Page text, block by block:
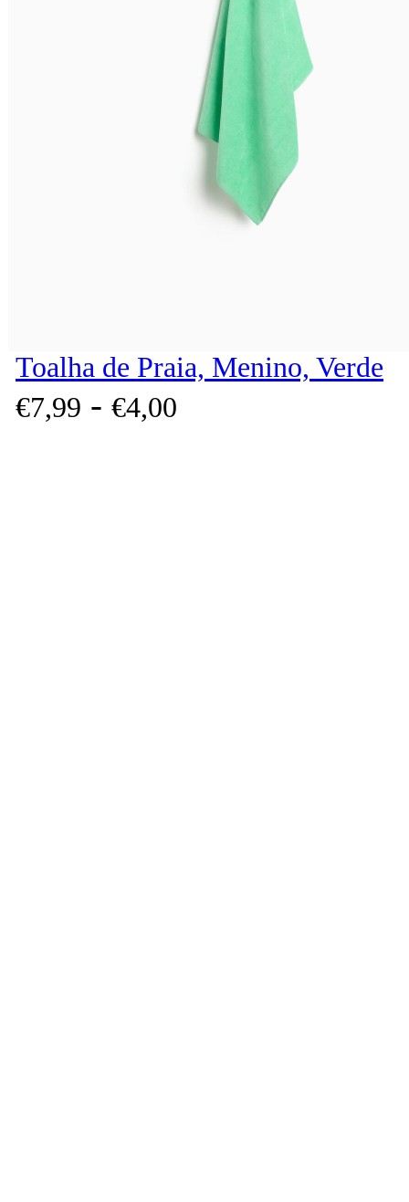
Toalha de Praia, Menino, Verde
€7,99 - €4,00